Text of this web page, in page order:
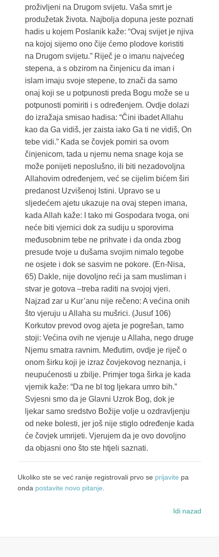
proživljeni na Drugom svijetu. Vaša smrt je
produžetak života. Najbolja dopuna jeste poznati
hadis u kojem Poslanik kaže: “Ovaj svijet je njiva
na kojoj sijemo ono čije ćemo plodove koristiti
na Drugom svijetu.” Riječ je o imanu najvećeg
stepena, a s obzirom na činjenicu da iman i
islam imaju svoje stepene, to znači da samo
onaj koji se u potpunosti preda Bogu može se u
potpunosti pomiriti i s određenjem. Ovdje dolazi
do izražaja smisao hadisa: “Čini ibadet Allahu
kao da Ga vidiš, jer zaista iako Ga ti ne vidiš, On
tebe vidi.” Kada se čovjek pomiri sa ovom
činjenicom, tada u njemu nema snage koja se
može ponijeti neposlušno, ili biti nezadovoljna
Allahovim određenjem, već se cijelim bićem širi
predanost Uzvišenoj Istini. Upravo se u
sljedećem ajetu ukazuje na ovaj stepen imana,
kada Allah kaže: I tako mi Gospodara tvoga, oni
neće biti vjernici dok za sudiju u sporovima
međusobnim tebe ne prihvate i da onda zbog
presude tvoje u dušama svojim nimalo tegobe
ne osjete i dok se sasvim ne pokore. (En-Nisa,
65) Dakle, nije dovoljno reći ja sam musliman i
stvar je gotova –treba raditi na svojoj vjeri.
Najzad zar u Kur’anu nije rečeno: A većina onih
što vjeruju u Allaha su mušrici. (Jusuf 106)
Korkutov prevod ovog ajeta je pogrešan, tamo
stoji: Većina ovih ne vjeruje u Allaha, nego druge
Njemu smatra ravnim. Međutim, ovdje je riječ o
onom širku koji je izraz čovjekovog neznanja, i
neupućenosti u zbilje. Primjer toga širka je kada
vjernik kaže: “Da ne bī tog ljekara umro bih.”
Svjesni smo da je Glavni Uzrok Bog, dok je
ljekar samo sredstvo Božije volje u ozdravljenju
od neke bolesti, jer još nije stiglo određenje kada
će čovjek umrijeti. Vjerujem da je ovo dovoljno
da objasni ono što ste htjeli saznati.
Ukoliko ste se već ranije registrovali prvo se prijavite pa
onda postavite novo pitanje.
Idi nazad